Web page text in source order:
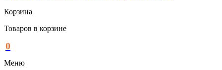
Корзина
Товаров в корзине
0
Меню